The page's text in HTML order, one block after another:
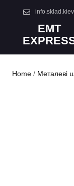
EMT
Home/ Металеві